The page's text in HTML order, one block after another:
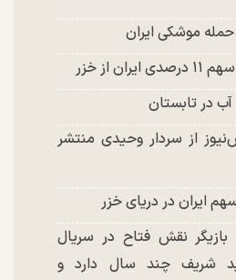
حمله موشکی ایران
از خزر
در تابستان
از سردار وحیدی منتشر
ایران در دریای خزر
بازیگر نقش فتاح در سریال
شریف چند سال دارد و